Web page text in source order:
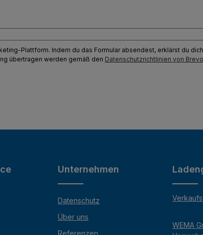
Plattform. Indem du das Formular absendest, erklärst du
übertragen werden gemäß den Datenschutzrichtlinien von
Unternehmen
Datenschutz
Über uns
Referenzen
WEMA